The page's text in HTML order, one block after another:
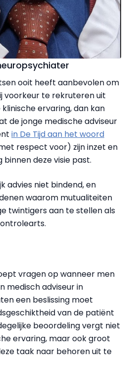
ooit heeft aanbevolen om
voorkeur te rekruteren uit
ervaring, dan kan
de jonge medische adviseur
in De Tijd aan het woord
respect voor) zijn inzet en
deze visie past.
advies niet bindend, en
waarom mutualiteiten
twintigers aan te stellen als
vragen op wanneer men
medisch adviseur in
een beslissing moet
van de patiënt
beoordeling vergt niet
ervaring, maar ook groot
taak naar behoren uit te